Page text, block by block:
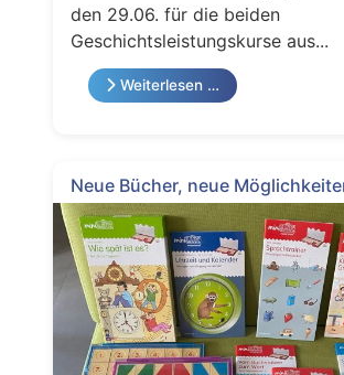
den 29.06. für die beiden
Geschichtsleistungskurse aus...
Weiterlesen …
Neue Bücher, neue